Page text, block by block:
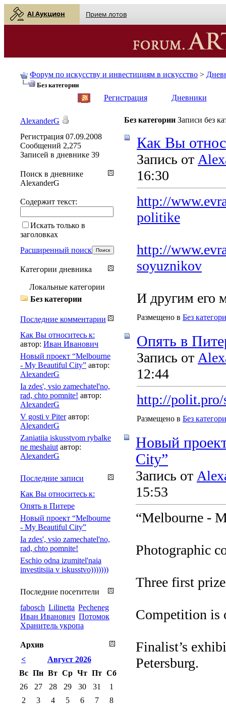
AI Аукцион Прием лотов
Форум по искусству и инвестициям в искусство >
Без категории
Регистрация Дневники
Без категории Записи без
Как Вы
Запись от
16:30
http://
politike
http://
soyuznikov
И другим его
Размещено в Без
Опять в
Запись от
12:44
http://polit.pro/
Размещено в Без
Новый
City”
Запись от
15:53
“Melbourne -
Photographic
Three first
Competition is
Finalist’s
Petersburg.
AlexanderG
Регистрация 07.09.2008
Сообщений 2,275
Записей в дневнике 39
Поиск в дневнике
AlexanderG
Содержит текст:
Искать только в
заголовках
Расширенный поиск
Категории дневника
Локальные категории
Без категории
Последние комментарии
Как Вы относитесь к:
автор: Иван Иванович
Новый проект “Melbourne
- My Beautiful City” автор:
AlexanderG
Ia zdes', vsio zamechatel'no,
rad, chto pomnite! автор:
AlexanderG
V gosti v Piter автор:
AlexanderG
Zaniatiia iskusstvom rybalke
ne meshaiut автор:
AlexanderG
Последние записи
Как Вы относитесь к:
Опять в Питере
Новый проект “Melbourne
- My Beautiful City”
Ia zdes', vsio zamechatel'no,
rad, chto pomnite!
Eschio odna izumitel'naia
investitsiia v iskusstvo)))))))
Последние посетители
fabosch Lilinetta Pecheneg
Иван Иванович Потомок
Хранитель укропа
Архив
<
Август 2026
Вс Пн Вт Ср Чт Пт Сб
26
27 28 29 30 31
1
2
3 4 5 6 7
8